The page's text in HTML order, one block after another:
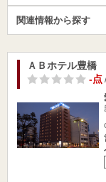
関連情報から探す
ＡＢホテル豊橋
-点/